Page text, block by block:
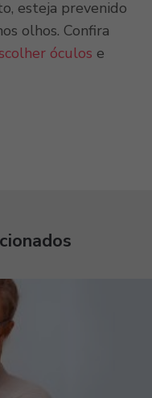
esteja prevenido
olhos. Confira
óculos e